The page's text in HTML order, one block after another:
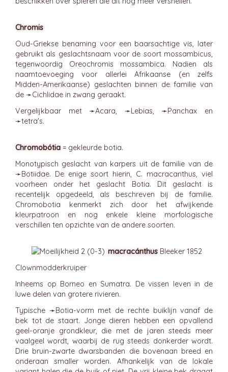
Chromis
Oud-Griekse benaming voor een baarsachtige vis, later
gebruikt als geslachtsnaam voor de soort mossambicus,
tegenwoordig Oreochromis mossambica. Nadien als
naamtoevoeging voor allerlei Afrikaanse (en zelfs
Midden-Amerikaanse) geslachten binnen de familie van
de ➛Cichlidae in zwang geraakt.
Vergelijkbaar met ➛Acara, ➛Lebias, ➛Panchax en
➛tetra's.
Chromobótia = gekleurde botia.
Monotypisch geslacht van karpers uit de familie van de
➛Botiidae. De enige soort hierin, C. macracanthus, viel
voorheen onder het geslacht Botia. Dit geslacht is
recentelijk opgedeeld, als beschreven bij de familie.
Chromobotia kenmerkt zich door het afwijkende
kleurpatroon en nog enkele kleine morfologische
verschillen ten opzichte van de andere soorten.
macracánthus Bleeker 1852
Clownmodderkruiper
Inheems op Borneo en Sumatra. De vissen leven in de
luwe delen van grotere rivieren.
Typische ➛Botia-vorm met de rechte buiklijn vanaf de
bek tot de staart. Jonge dieren hebben een opvallend
geel-oranje grondkleur, die met de jaren steeds meer
vaalgeel wordt, waarbij de rug steeds donkerder wordt.
Drie bruin-zwarte dwarsbanden die bovenaan breed en
onderaan smaller worden. Afhankelijk van de lokale